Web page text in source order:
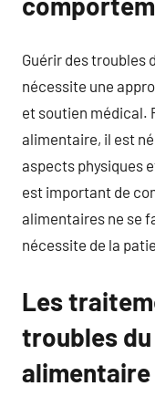
Guérir des troubles
nécessite une
et soutien médical.
alimentaire, il est
aspects physiques
est important de
alimentaires ne se
nécessite de la
Les
troubles
alimentaire